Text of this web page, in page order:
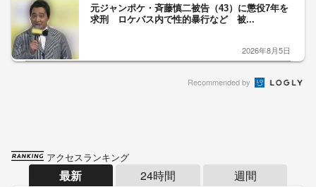
元ジャンポケ・斉藤慎二被告（43）に懲役7年を
求刑 ロケバス内で性的暴行など 被...
2026年8月5日
Recommended by
アクセスランキング
最新 24時間 週間